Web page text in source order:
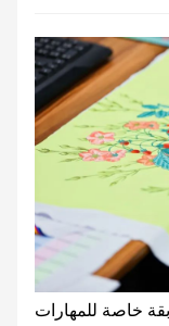
خاصة للمهارات